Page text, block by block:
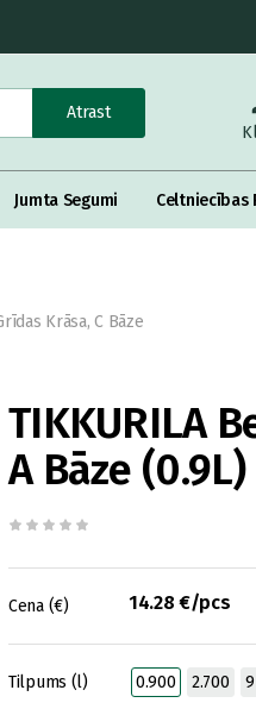
Atrast
Jumta Segumi Celtniecības
Krāsa, C Bāze
TIKKURILA
A Bāze (0.9L)
Cena (€) 14.28 €/pcs
Tilpums (l) 0.900 2.700 9